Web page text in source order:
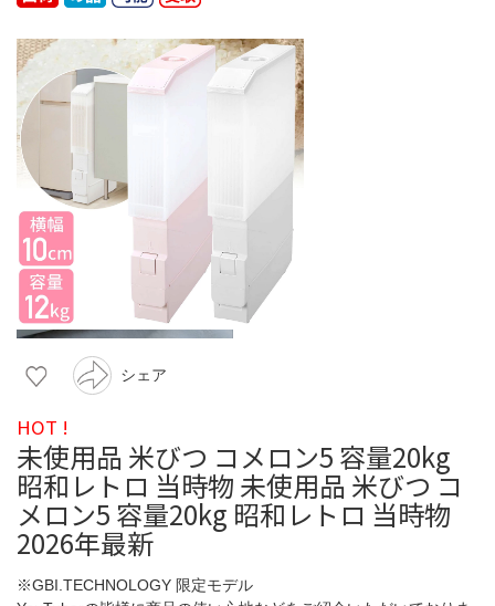
シェア
HOT !
未使用品 米びつ コメロン5 容量20kg
昭和レトロ 当時物 未使用品 米びつ コ
メロン5 容量20kg 昭和レトロ 当時物
2026年最新
※GBI.TECHNOLOGY 限定モデル